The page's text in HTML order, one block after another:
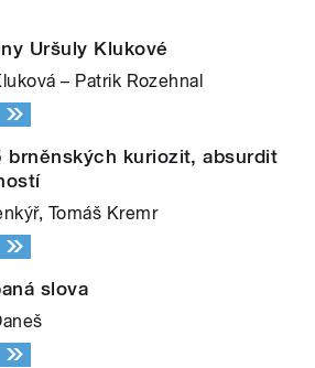
Uršuly Klukové
– Patrik Rozehnal
brněnských kuriozit, absurdit
Tomáš Kremr
slova